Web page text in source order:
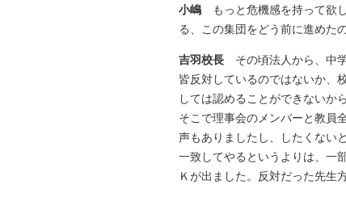
小嶋 もっと危機感を持って欲
る、この集団をどう前に進めた
吉羽校長 その頃法人から、中
皆反対しているのではないか、
しては認めることができないか
そこで理事会のメンバーと教員
声もありましたし、したくない
一致してやるというよりは、一
Ｋが出ました。反対だった先生